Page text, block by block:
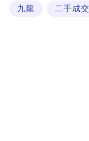
九龍 二手成交